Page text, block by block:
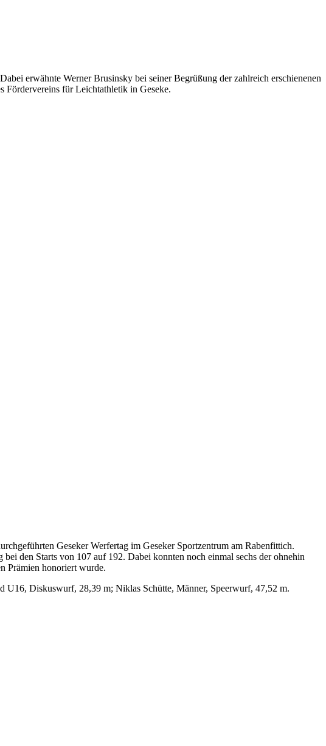
erwähnte Werner Brusinsky bei seiner Begrüßung der zahlreich erschienenen
Fördervereins für Leichtathletik in Geseke.
Geseker Werfertag im Geseker Sportzentrum am Rabenfittich.
den Starts von 107 auf 192. Dabei konnten noch einmal sechs der ohnehin
Prämien honoriert wurde.
U16, Diskuswurf, 28,39 m; Niklas Schütte, Männer, Speerwurf, 47,52 m.